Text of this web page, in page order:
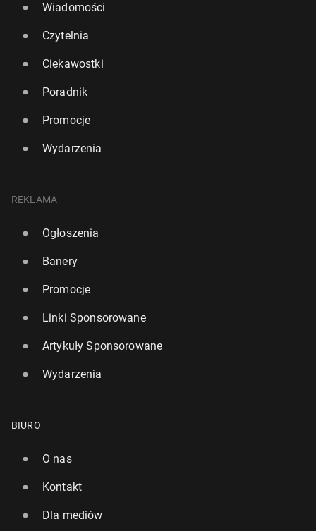
Wiadomości
Czytelnia
Ciekawostki
Poradnik
Promocje
Wydarzenia
REKLAMA
Ogłoszenia
Banery
Promocje
Linki Sponsorowane
Artykuły Sponsorowane
Wydarzenia
BIURO
O nas
Kontakt
Dla mediów